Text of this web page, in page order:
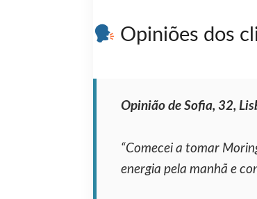
Opiniões dos
Opinião de Sofia, 32,
“Comecei a tomar
energia pela manhã e